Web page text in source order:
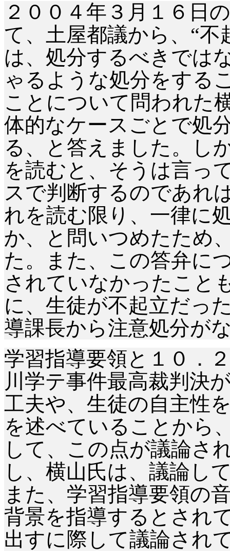
２００４年３月１６日
て、土屋都議から、“
は、処分するべきでは
ゃるような処分をする
ことについて問われた
体的なケースごとで処
る、と答えました。し
を読むと、そうは言っ
スで判断するのであれ
れを読む限り、一律に
か、と問いつめたため
た。また、この答弁に
されていなかったこと
に、生徒が不起立だっ
導課長から注意処分が
学習指導要領と１０．
川学テ事件最高裁判決
工夫や、生徒の自主性
を述べていることから
して、この点が議論さ
し、横山氏は、議論し
また、学習指導要領の
背景を指導するとされ
出すに際して議論され